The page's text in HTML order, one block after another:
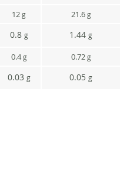
12g 21.6 g
0.8 g 1.44 g
0.4g 0.72 g
0.03 g 0.05 g